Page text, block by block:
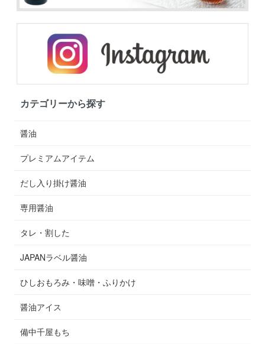
カテゴリーから探す
醤油
プレミアムアイテム
だし入り掛け醤油
専用醤油
タレ・割した
JAPANラベル醤油
ひしおもろみ・味噌・ふりかけ
醤油アイス
備中千屋もち